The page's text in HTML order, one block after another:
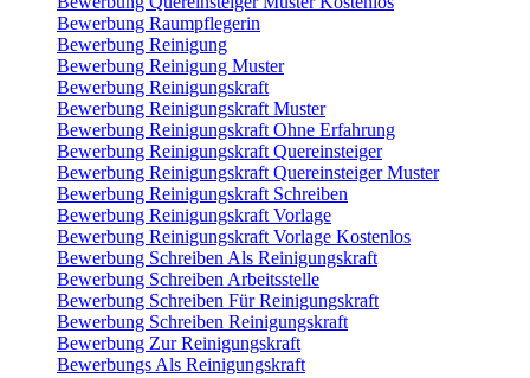
Bewerbung Raumpflegerin
Bewerbung Reinigung
Bewerbung Reinigung Muster
Bewerbung Reinigungskraft
Bewerbung Reinigungskraft Muster
Bewerbung Reinigungskraft Ohne Erfahrung
Bewerbung Reinigungskraft Quereinsteiger
Bewerbung Reinigungskraft Quereinsteiger Muster
Bewerbung Reinigungskraft Schreiben
Bewerbung Reinigungskraft Vorlage
Bewerbung Reinigungskraft Vorlage Kostenlos
Bewerbung Schreiben Als Reinigungskraft
Bewerbung Schreiben Arbeitsstelle
Bewerbung Schreiben Für Reinigungskraft
Bewerbung Schreiben Reinigungskraft
Bewerbung Zur Reinigungskraft
Bewerbungs Als Reinigungskraft